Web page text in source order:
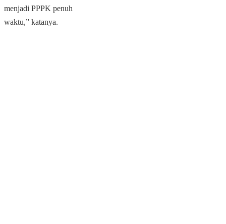
menjadi PPPK penuh
waktu,” katanya.